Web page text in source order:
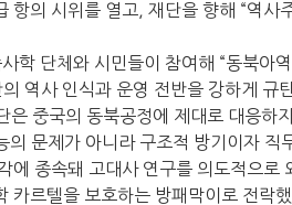
항의 시위를 열고, 재단을 향해 “역사
학 단체와 시민들이 참여해 “동북아
역사 인식과 운영 전반을 강하게 규
은 중국의 동북공정에 제대로 대응하
의 문제가 아니라 구조적 방기이자 직
에 종속돼 고대사 연구를 의도적으로
카르텔을 보호하는 방패막이로 전락